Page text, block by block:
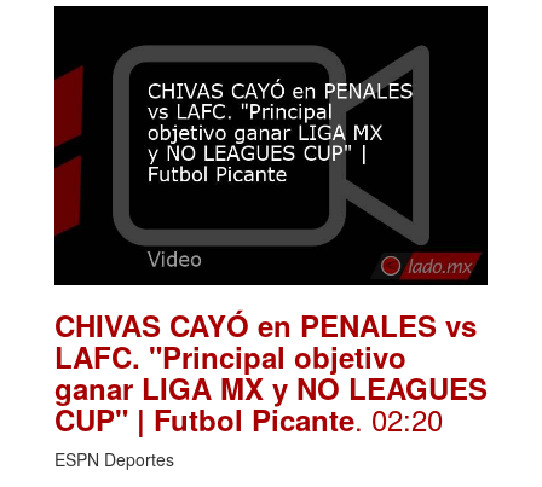
CHIVAS CAYÓ en PENALES vs
LAFC. "Principal objetivo
ganar LIGA MX y NO LEAGUES
CUP" | Futbol Picante. 02:20
ESPN Deportes